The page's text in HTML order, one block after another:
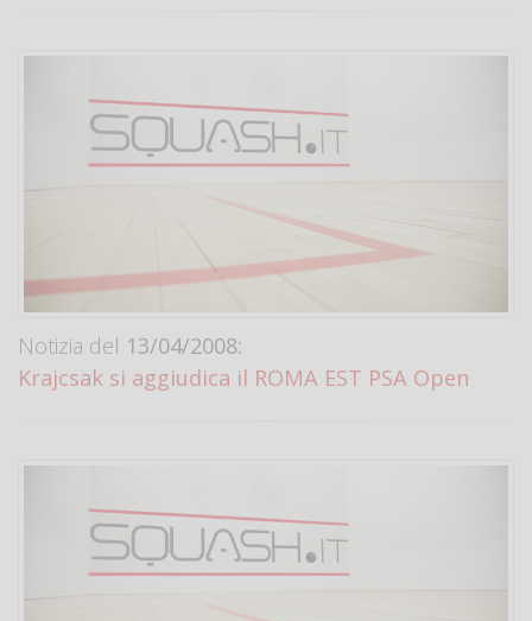
Notizia del 13/04/2008:
Krajcsak si aggiudica il ROMA EST PSA Open